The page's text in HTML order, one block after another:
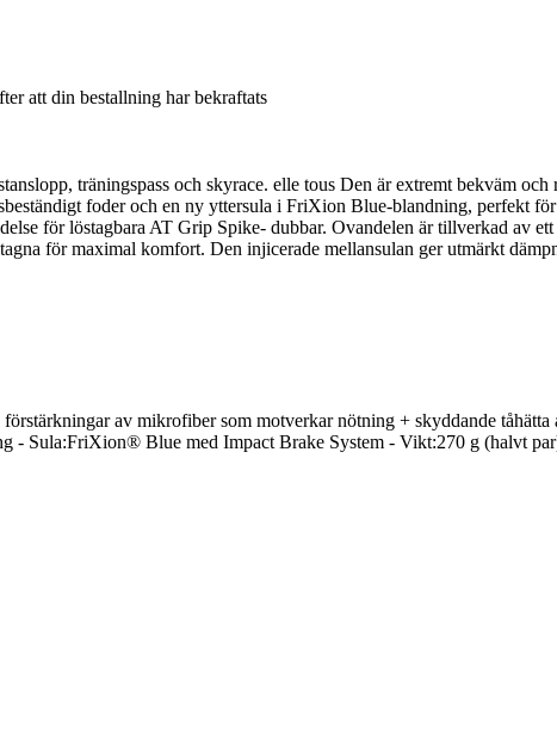
att din bestallning har bekraftats
träningspass och skyrace. elle tous Den är extremt bekväm
foder och en ny yttersula i FriXion Blue-blandning, perfekt
för löstagbara AT Grip Spike- dubbar. Ovandelen är tillverkad av
för maximal komfort. Den injicerade mellansulan ger utmärkt
av mikrofiber som motverkar nötning + skyddande
- Sula:FriXion® Blue med Impact Brake System - Vikt:270 g (halvt